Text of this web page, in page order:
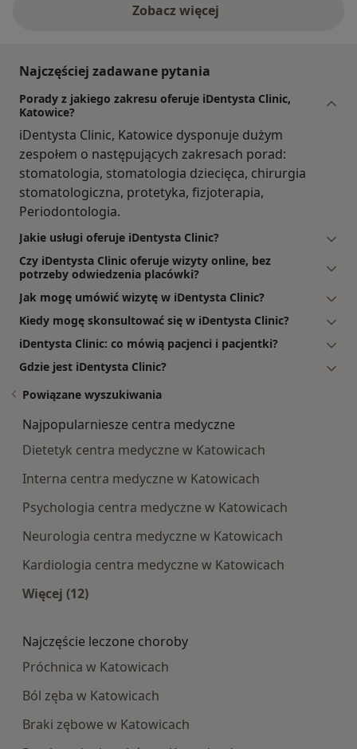
Zobacz więcej
Najczęściej zadawane pytania
Porady z jakiego zakresu oferuje iDentysta Clinic,
Katowice?
iDentysta Clinic, Katowice dysponuje dużym
zespołem o następujących zakresach porad:
stomatologia, stomatologia dziecięca, chirurgia
stomatologiczna, protetyka, fizjoterapia,
Periodontologia.
Jakie usługi oferuje iDentysta Clinic?
Czy iDentysta Clinic oferuje wizyty online, bez
potrzeby odwiedzenia placówki?
Jak mogę umówić wizytę w iDentysta Clinic?
Kiedy mogę skonsultować się w iDentysta Clinic?
iDentysta Clinic: co mówią pacjenci i pacjentki?
Gdzie jest iDentysta Clinic?
Powiązane wyszukiwania
Najpopularniesze centra medyczne
Dietetyk centra medyczne w Katowicach
Interna centra medyczne w Katowicach
Psychologia centra medyczne w Katowicach
Neurologia centra medyczne w Katowicach
Kardiologia centra medyczne w Katowicach
Więcej (12)
Najczęście leczone choroby
Próchnica w Katowicach
Ból zęba w Katowicach
Braki zębowe w Katowicach